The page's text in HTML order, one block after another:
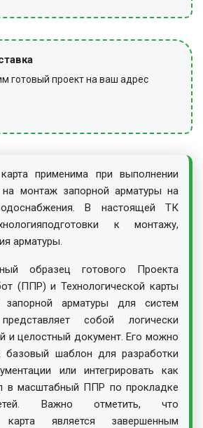
готовый проект на ваш адрес
карта применима при выполнении
монтаж запорной арматуры на
В настоящей ТК
к монтажу,
арматуры.
образец готового Проекта
(ППР) и Технологической карты
арматуры для систем
собой логически
и целостный документ. Его можно
базовый шаблон для разработки
или интегрировать как
в масштабный ППР по прокладке
Важно отметить, что
карта является завершенным